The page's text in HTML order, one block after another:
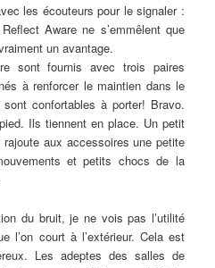
les écouteurs pour le signaler :
Aware ne s’emmêlent que
un avantage.
sont fournis avec trois paires
à renforcer le maintien dans le
sont confortables à porter! Bravo.
Ils tiennent en place. Un petit
aux accessoires une petite
et petits chocs de la
du bruit, je ne vois pas l’utilité
l’on court à l’extérieur. Cela est
Les adeptes des salles de